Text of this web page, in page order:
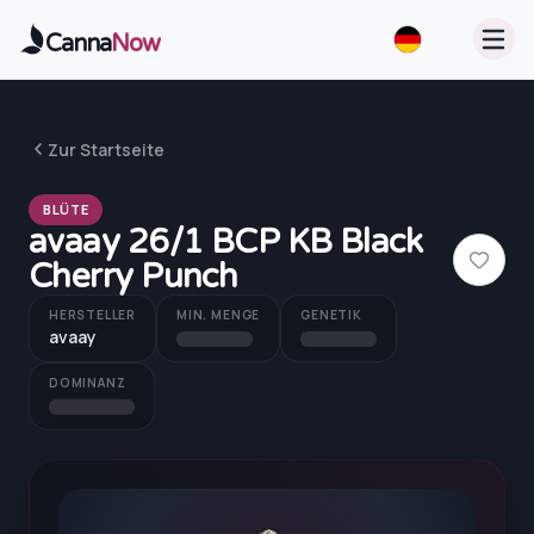
CannaNow
Zur Startseite
BLÜTE
avaay 26/1 BCP KB Black
Cherry Punch
HERSTELLER
avaay
MIN. MENGE GENETIK
DOMINANZ